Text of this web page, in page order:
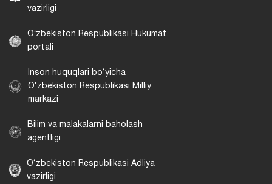
vazirligi
Oʻzbekiston Respublikasi Hukumat
portali
Inson huquqlari bo‘yicha
O‘zbekiston Respublikasi Milliy
markazi
Bilim va malakalarni baholash
agentligi
O‘zbekiston Respublikasi Adliya
vazirligi